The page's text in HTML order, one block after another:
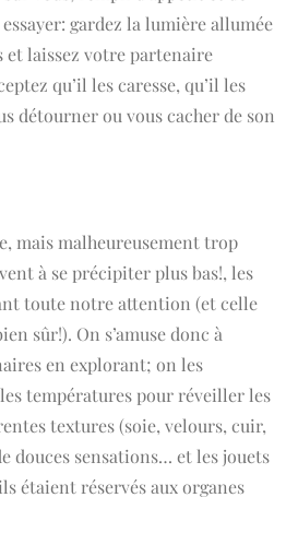
gardez la lumière allumée
laissez votre partenaire
qu’il les caresse, qu’il les
détourner ou vous cacher de son
mais malheureusement trop
à se précipiter plus bas!, les
toute notre attention (et celle
sûr!). On s’amuse donc à
en explorant; on les
températures pour réveiller les
textures (soie, velours, cuir,
douces sensations… et les jouets
étaient réservés aux organes